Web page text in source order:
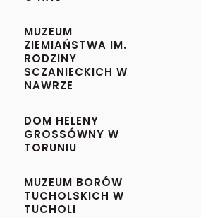
MUZEUM
ZIEMIAŃSTWA IM.
RODZINY
SCZANIECKICH W
NAWRZE
DOM HELENY
GROSSÓWNY W
TORUNIU
MUZEUM BORÓW
TUCHOLSKICH W
TUCHOLI